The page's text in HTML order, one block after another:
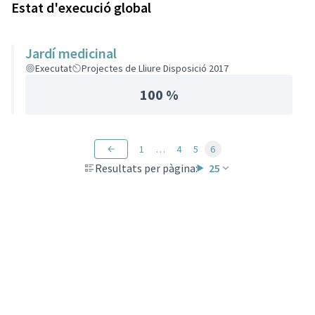
Estat d'execució global
Jardí medicinal
Executat Projectes de Lliure Disposició 2017
100 %
Resultats per pàgina: 25
1 … 4 5 6